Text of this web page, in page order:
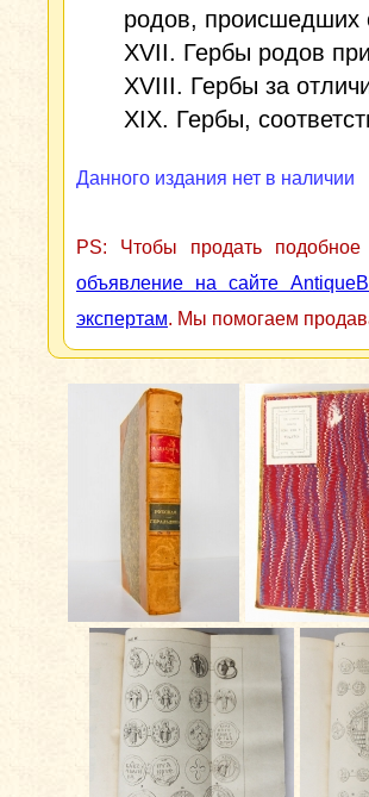
родов, происшедших
XVII. Гербы родов
XVIII. Гербы за
XIX. Гербы,
Данного издания нет в наличии
PS: Чтобы продать
объявление на сайте
экспертам. Мы помогаем